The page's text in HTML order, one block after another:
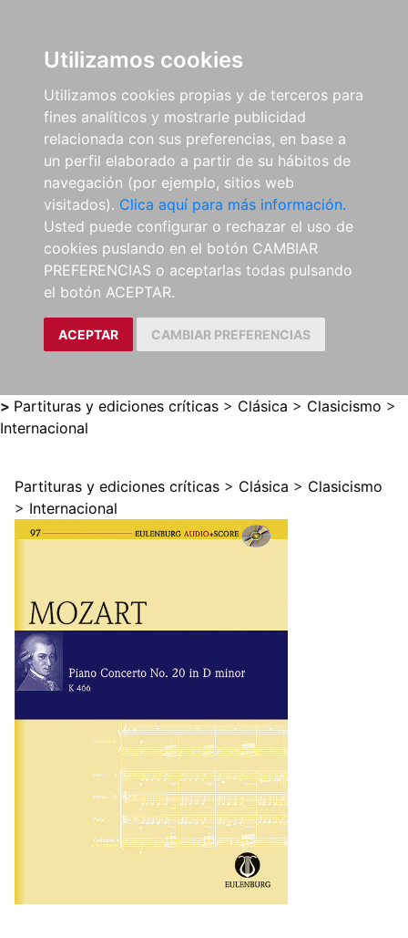
Utilizamos cookies
Utilizamos cookies propias y de terceros para
fines analíticos y mostrarle publicidad
relacionada con sus preferencias, en base a
un perfil elaborado a partir de su hábitos de
navegación (por ejemplo, sitios web
visitados). Clica aquí para más información.
Usted puede configurar o rechazar el uso de
cookies puslando en el botón CAMBIAR
PREFERENCIAS o aceptarlas todas pulsando
el botón ACEPTAR.
ACEPTAR CAMBIAR PREFERENCIAS
> Partituras y ediciones críticas > Clásica > Clasicismo >
Internacional
Partituras y ediciones críticas > Clásica > Clasicismo
> Internacional